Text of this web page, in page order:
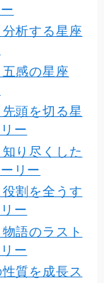
析する星座
感の星座
頭を切る星
ー
り尽くした
リー
割を全うす
ー
語のラスト
ー
質を成長ス